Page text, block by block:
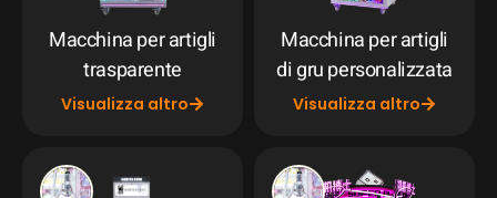
Macchina per artigli
trasparente
Visualizza altro
Macchina per artigli
di gru personalizzata
Visualizza altro